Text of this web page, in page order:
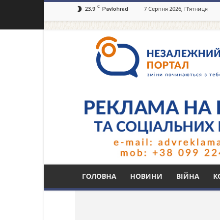
23.9 C Pavlohrad 7 Серпня 2026, П’ятниця
портал
Павлоград.dp.ua
ГОЛОВНА НОВИНИ ВІЙНА
Тег: Олена Крайнік